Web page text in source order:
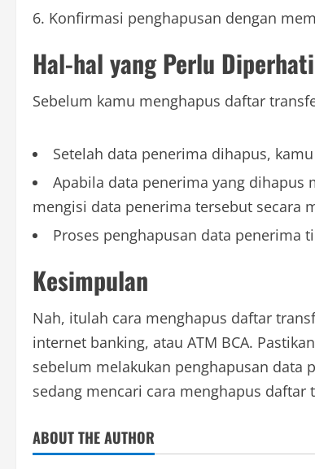
Konfirmasi penghapusan dengan
Hal-hal yang Perlu
Sebelum kamu menghapus daftar
Setelah data penerima dihapus,
Apabila data penerima yang dihapus
mengisi data penerima tersebut secara
Proses penghapusan data penerima
Kesimpulan
Nah, itulah cara menghapus daftar
internet banking, atau ATM BCA.
sebelum melakukan penghapusan data
sedang mencari cara menghapus
ABOUT THE AUTHOR